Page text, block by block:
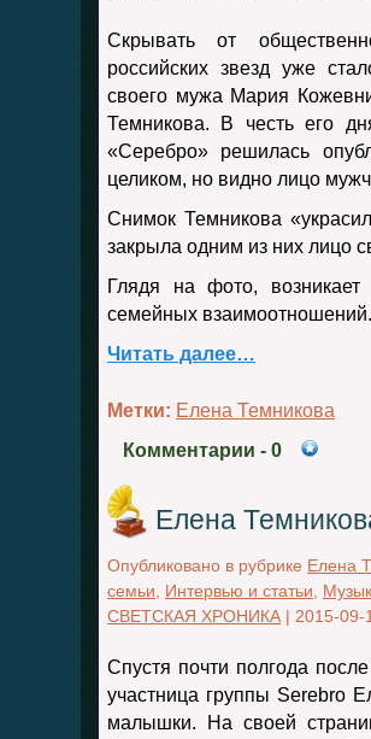
Скрывать от
российских звезд уже
своего мужа Мария
Темникова. В честь его
«Серебро» решилась
целиком, но видно лицо
Снимок Темникова
закрыла одним из них лицо
Глядя на фото,
семейных взаимоотношений.
Читать далее…
Метки: Елена Темникова
Комментарии - 0
Елена
Опубликовано в рубрике Елена
семьи
Интервью и статьи
СВЕТСКАЯ ХРОНИКА | 2015-09-
Спустя почти полгода
участница группы Serebro
малышки. На своей